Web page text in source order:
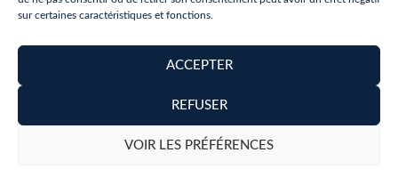
sur certaines caractéristiques et fonctions.
ACCEPTER
REFUSER
VOIR LES PRÉFÉRENCES
Copyright 2026 - Réalisation :
Vos droits sur vos données personnelles
Politique de cookies (UE)